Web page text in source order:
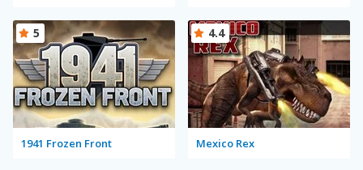
1941 Frozen Front
5
Mexico Rex
4.4